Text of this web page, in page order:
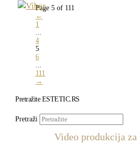
Page 5 of 111
←
1
...
4
5
6
...
111
→
Pretražite ESTETIC.RS
Pretraži
Video produkcija